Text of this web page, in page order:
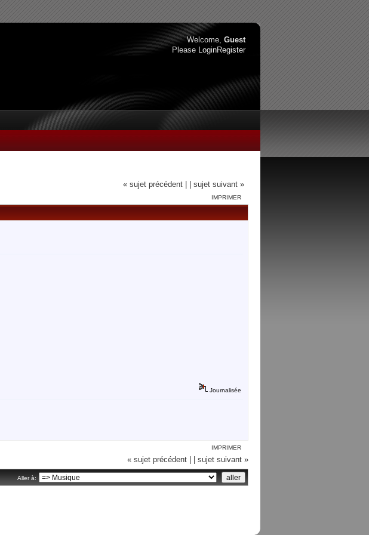
Welcome, Guest
Please LoginRegister
« sujet précédent | | sujet suivant »
IMPRIMER
Journalisée
IMPRIMER
« sujet précédent | | sujet suivant »
Aller à: